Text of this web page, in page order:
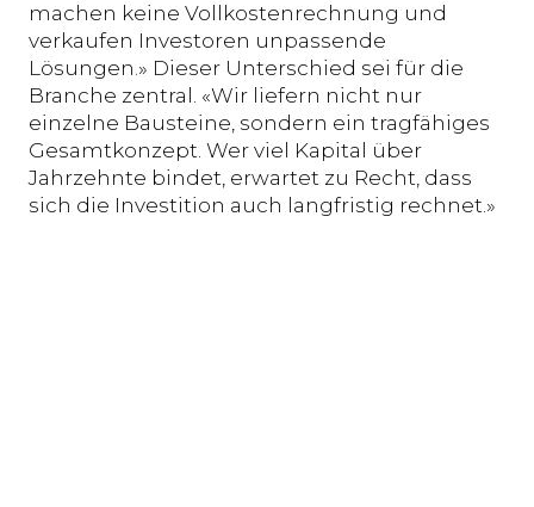
machen keine Vollkostenrechnung und
verkaufen Investoren unpassende
Lösungen.» Dieser Unterschied sei für die
Branche zentral. «Wir liefern nicht nur
einzelne Bausteine, sondern ein tragfähiges
Gesamtkonzept. Wer viel Kapital über
Jahrzehnte bindet, erwartet zu Recht, dass
sich die Investition auch langfristig rechnet.»